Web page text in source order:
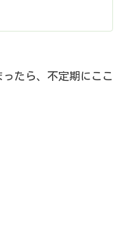
たら、不定期にここ